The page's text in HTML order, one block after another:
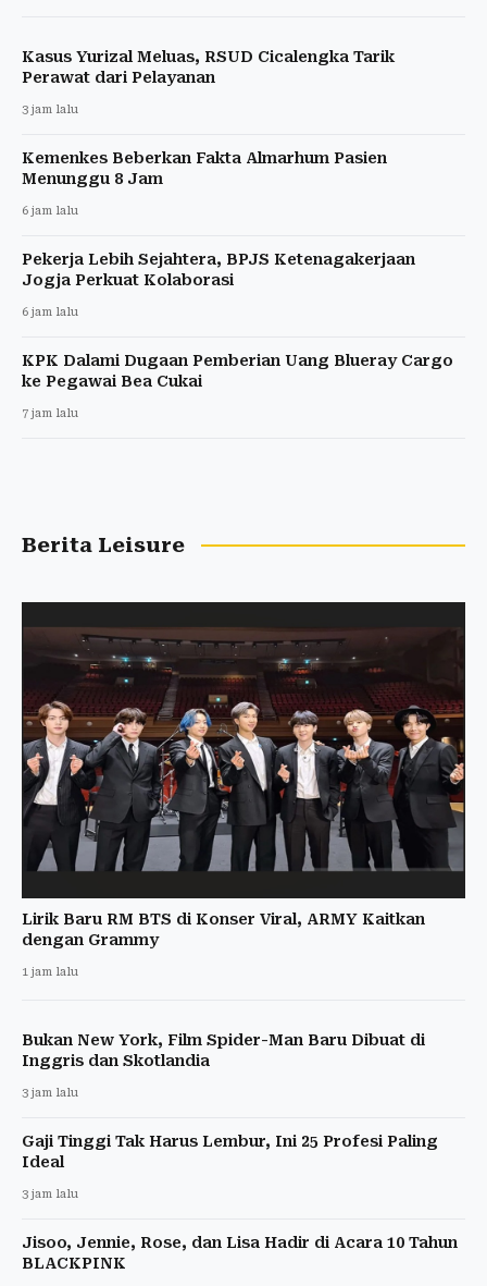
Kasus Yurizal Meluas, RSUD Cicalengka Tarik
Perawat dari Pelayanan
3 jam lalu
Kemenkes Beberkan Fakta Almarhum Pasien
Menunggu 8 Jam
6 jam lalu
Pekerja Lebih Sejahtera, BPJS Ketenagakerjaan
Jogja Perkuat Kolaborasi
6 jam lalu
KPK Dalami Dugaan Pemberian Uang Blueray Cargo
ke Pegawai Bea Cukai
7 jam lalu
Berita Leisure
Lirik Baru RM BTS di Konser Viral, ARMY Kaitkan
dengan Grammy
1 jam lalu
Bukan New York, Film Spider-Man Baru Dibuat di
Inggris dan Skotlandia
3 jam lalu
Gaji Tinggi Tak Harus Lembur, Ini 25 Profesi Paling
Ideal
3 jam lalu
Jisoo, Jennie, Rose, dan Lisa Hadir di Acara 10 Tahun
BLACKPINK